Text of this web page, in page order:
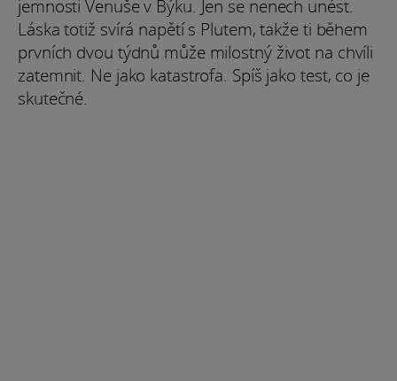
jemnosti Venuše v Býku. Jen se nenech unést.
Láska totiž svírá napětí s Plutem, takže ti během
prvních dvou týdnů může milostný život na chvíli
zatemnit. Ne jako katastrofa. Spíš jako test, co je
skutečné.